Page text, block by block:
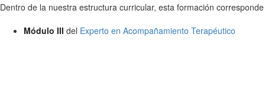
Dentro de la nuestra estructura curricular, esta formación
Módulo III del Experto en Acompañamiento Terapéutico